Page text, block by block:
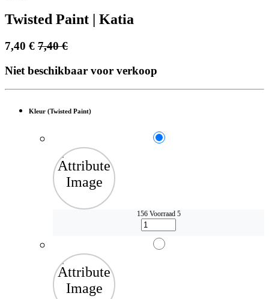
Twisted Paint | Katia
7,40 € 7,40€
Niet beschikbaar voor verkoop
Kleur (Twisted Paint)
156 Voorraad 5